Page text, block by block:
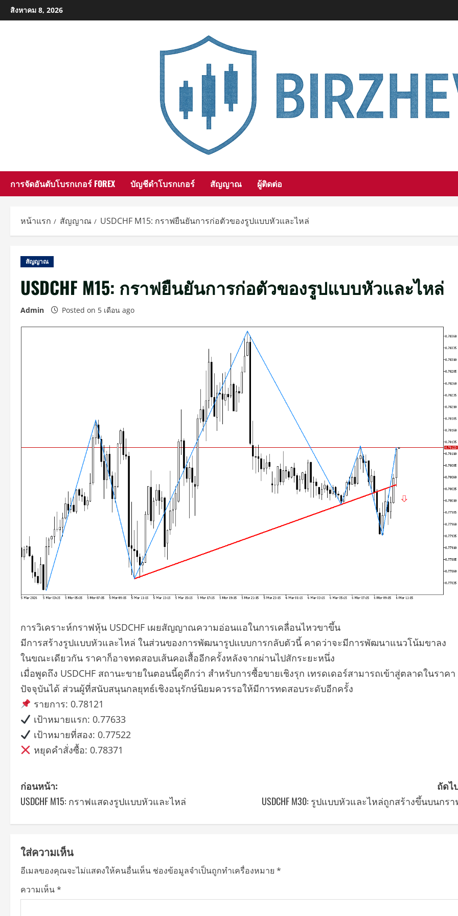
Skip
to
สิงหาคม 8, 2026
การจัดอันดับโบรกเกอร์ FOREX บัญชีดำโบรกเกอร์ สัญญาณ ผู้ติดต่อ
หน้าแรก สัญญาณ USDCHF M15: กราฟยืนยันการก่อตัวของรูปแบบหัวและไหล่
สัญญาณ
USDCHF M15: กราฟยืนยันการก่อตัวของรูปแบบหัวและไหล่
Admin Posted on 5 เดือน ago
การวิเคราะห์กราฟหุ้น USDCHF เผยสัญญาณความอ่อนแอในการเคลื่อนไหวขาขึ้น
มีการสร้างรูปแบบหัวและไหล่ ในส่วนของการพัฒนารูปแบบการกลับตัวนี้ คาดว่าจะมีการพัฒนาแนวโน้มขาลง
ในขณะเดียวกัน ราคาก็อาจทดสอบเส้นคอเสื้ออีกครั้งหลังจากผ่านไปสักระยะหนึ่ง
เมื่อพูดถึง USDCHF สถานะขายในตอนนี้ดูดีกว่า สำหรับการซื้อขายเชิงรุก เทรดเดอร์สามารถเข้าสู่ตลาดในราคา
ปัจจุบันได้ ส่วนผู้ที่สนับสนุนกลยุทธ์เชิงอนุรักษ์นิยมควรรอให้มีการทดสอบระดับอีกครั้ง
รายการ: 0.78121
เป้าหมายแรก: 0.77633
เป้าหมายที่สอง: 0.77522
หยุดคำสั่งซื้อ: 0.78371
P
o
s
t
n
a
ก่อนหน้า:
USDCHF M15: กราฟแสดงรูปแบบหัวและไหล่
ถัดไ
USDCHF M30: รูปแบบหัวและไหล่ถูกสร้างขึ้นบนกร
ใส่ความเห็น
อีเมลของคุณจะไม่แสดงให้คนอื่นเห็น ช่องข้อมูลจำเป็นถูกทำเครื่องหมาย *
ความเห็น*